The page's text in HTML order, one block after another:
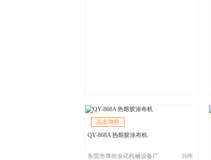
点击询价
QY-868A 热熔胶涂布机
东莞市厚街全亿机械设备厂 16年